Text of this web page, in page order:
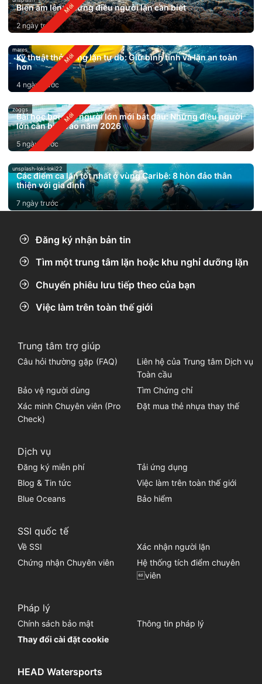
Biển ấm lên: Những điều người lặn cần biết
2 ngày trước
mares
Kỹ thuật thở trong lặn tự do: Giữ bình tĩnh và lặn an toàn
hơn
4 ngày trước
zoggs
Bài học bơi cho người lớn mới bắt đầu: Những điều người
lớn cần biết vào năm 2026
5 ngày trước
unsplash-loki-loki22
Các điểm ca lặn tốt nhất ở vùng Caribê: 8 hòn đảo thân
thiện với gia đình
7 ngày trước
Đăng ký nhận bản tin
Tìm một trung tâm lặn hoặc khu nghỉ dưỡng lặn
Chuyến phiêu lưu tiếp theo của bạn
Việc làm trên toàn thế giới
Trung tâm trợ giúp
Câu hỏi thường gặp (FAQ)
Liên hệ của Trung tâm Dịch vụ
Toàn cầu
Bảo vệ người dùng
Tìm Chứng chỉ
Xác minh Chuyên viên (Pro
Check)
Đặt mua thẻ nhựa thay thế
Dịch vụ
Đăng ký miễn phí
Tải ứng dụng
Blog & Tin tức
Việc làm trên toàn thế giới
Blue Oceans
Bảo hiểm
SSI quốc tế
Về SSI
Xác nhận người lặn
Chứng nhận Chuyên viên
Hệ thống tích điểm chuyên
viên
Pháp lý
Chính sách bảo mật
Thông tin pháp lý
Thay đổi cài đặt cookie
HEAD Watersports